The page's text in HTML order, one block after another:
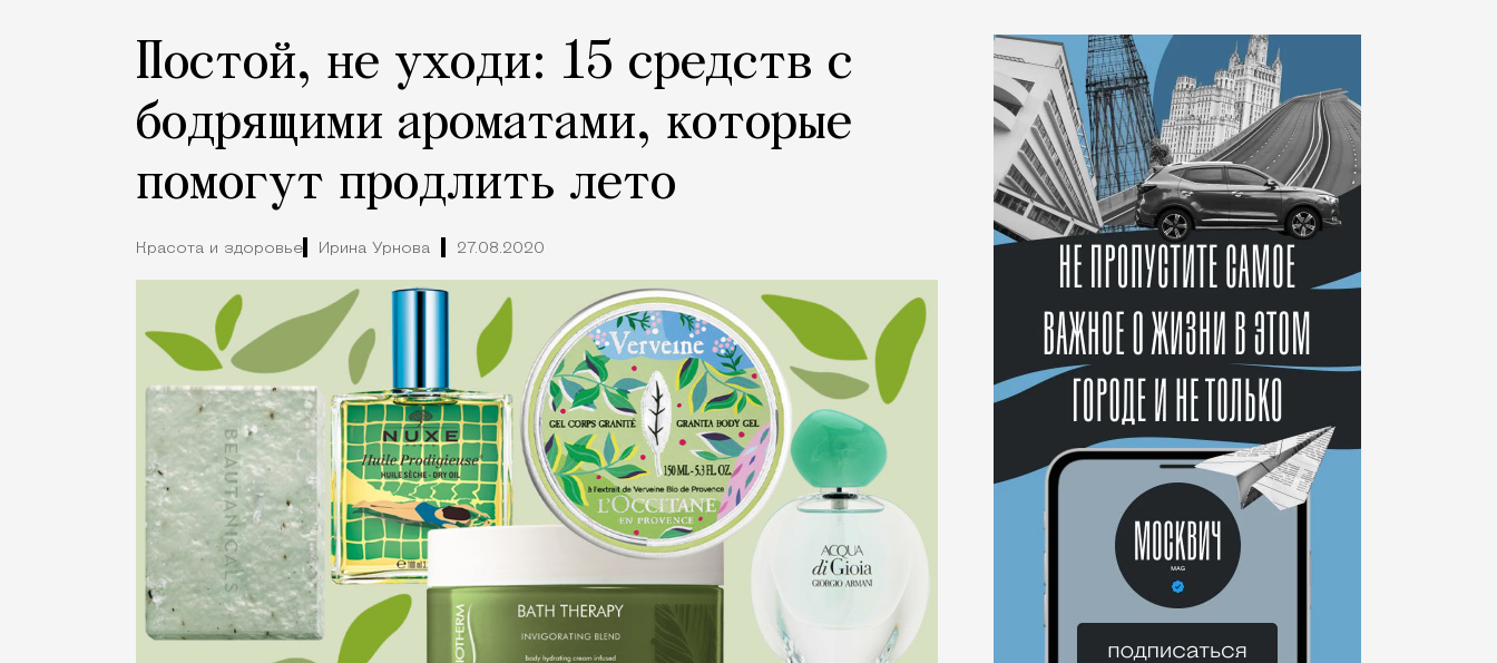
Постой, не уходи: 15 средств с
бодрящими ароматами, которые
помогут продлить лето
Красота и здоровье Ирина Урнова 27.08.2020